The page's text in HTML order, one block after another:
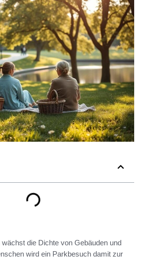
die Dichte von Gebäuden und
wird ein Parkbesuch damit zur